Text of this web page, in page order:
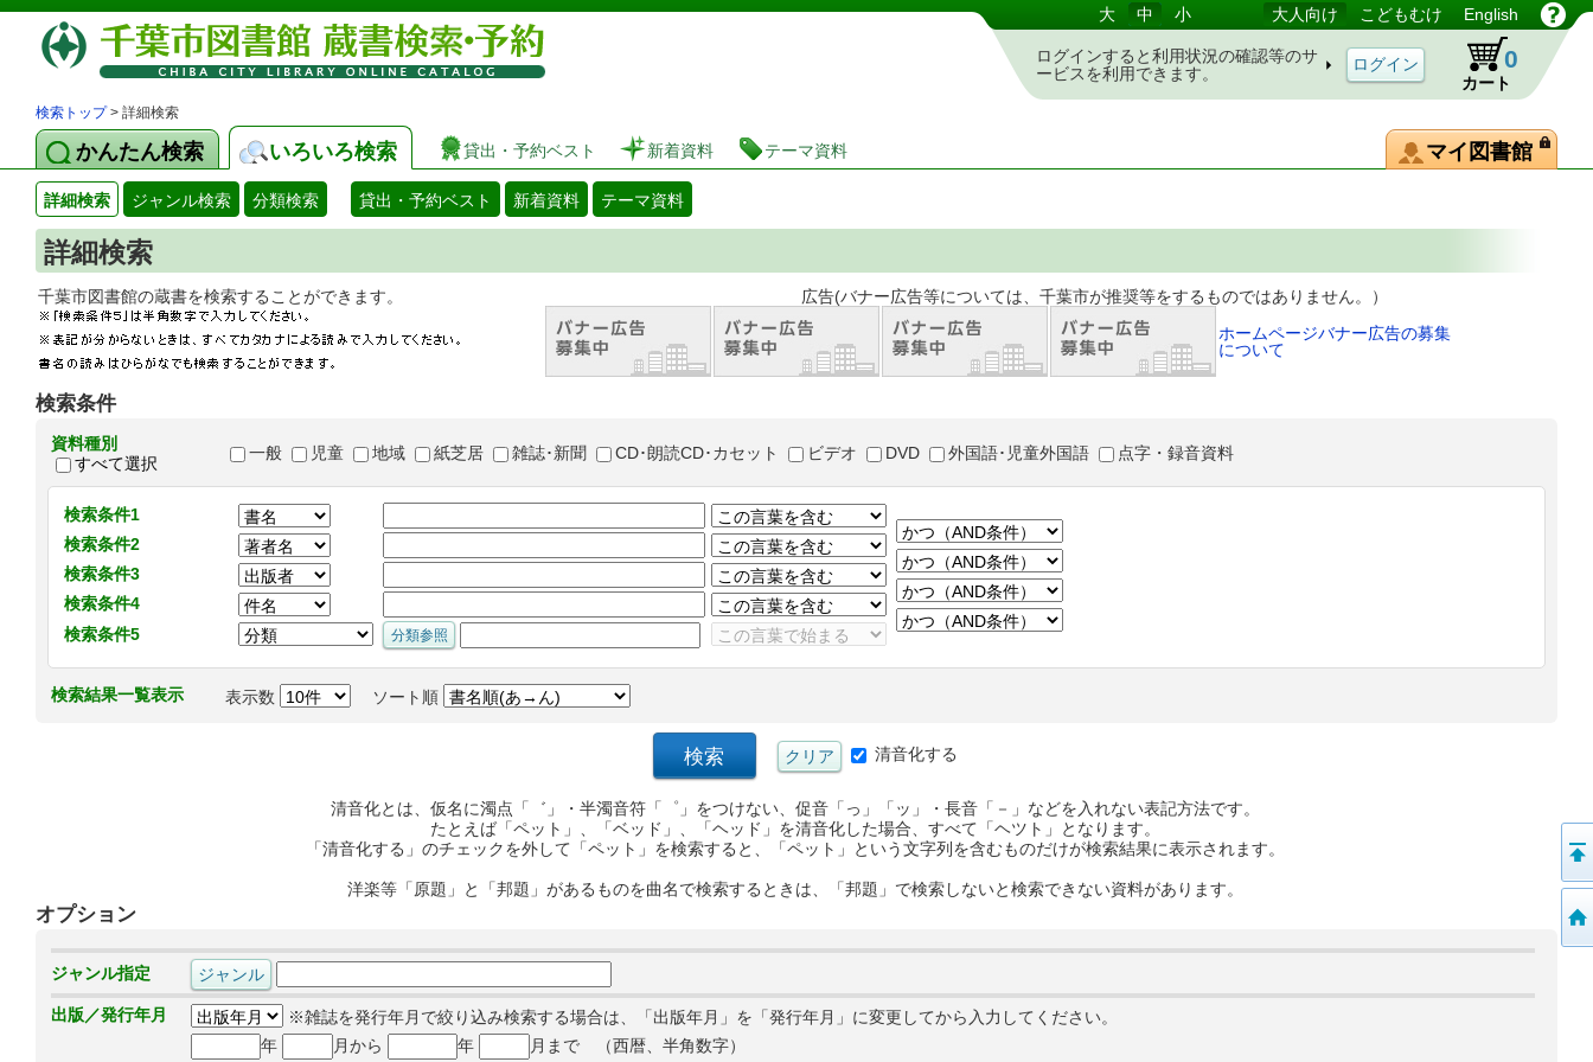
図書館 蔵書検索・予約システム 大 中 小 大人向け こどもむけ English
ログインすると利用状況の確認等のサ
ービスを利用できます。
カート
0
検索トップ> 詳細検索
かんたん検索 いろいろ検索 貸出・予約ベスト 新着資料 テーマ資料 マイ図書館
詳細検索 ジャンル検索 分類検索 貸出・予約ベスト 新着資料 テーマ資料
詳細検索
千葉市図書館の蔵書を検索することができます。 広告(バナー広告等については、千葉市が推奨等をするものではありません。）
ホームページバナー広告の募集
について
検索条件
資料種別
すべて選択
一般 児童 地域 紙芝居 雑誌･新聞 CD･朗読CD･カセット ビデオ DVD 外国語･児童外国語 点字・録音資料
検索条件1
検索条件2
検索条件3
検索条件4
検索条件5
検索結果一覧表示 表示数 ソート順
清音化する
清音化とは、仮名に濁点「゛」・半濁音符「゜」をつけない、促音「っ」「ッ」・長音「－」などを入れない表記方法です。
たとえば「ペット」、「ベッド」、「ヘッド」を清音化した場合、すべて「ヘツト」となります。
「清音化する」のチェックを外して「ペット」を検索すると、「ペット」という文字列を含むものだけが検索結果に表示されます。
洋楽等「原題」と「邦題」があるものを曲名で検索するときは、「邦題」で検索しないと検索できない資料があります。
オプション
ジャンル指定
出版／発行年月
※雑誌を発行年月で絞り込み検索する場合は、「出版年月」を「発行年月」に変更してから入力してください。
年
月から 年 月まで （西暦、半角数字）